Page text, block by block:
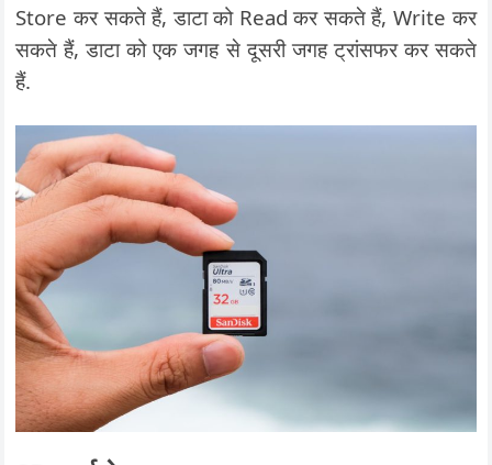
Store कर सकते हैं, डाटा को Read कर सकते हैं, Write कर
सकते हैं, डाटा को एक जगह से दूसरी जगह ट्रांसफर कर सकते
हैं.